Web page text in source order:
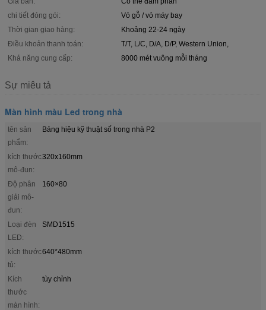
chi tiết đóng gói:
Vỏ gỗ / vỏ máy bay
Thời gian giao hàng:
Khoảng 22-24 ngày
Điều khoản thanh toán:
T/T, L/C, D/A, D/P, Western Union,
Khả năng cung cấp:
8000 mét vuông mỗi tháng
Sự miêu tả
Màn hình màu Led trong nhà
tên sản
phẩm:
Bảng hiệu kỹ thuật số trong nhà P2
kích thước
mô-đun:
320x160mm
Độ phân
giải mô-
đun:
160×80
Loại đèn
LED:
SMD1515
kích thước
tủ:
640*480mm
Kích
thước
màn hình:
tùy chỉnh